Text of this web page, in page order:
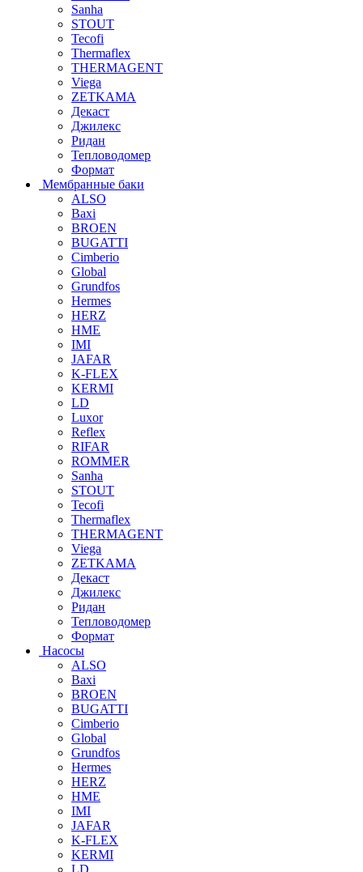
Sanha
STOUT
Tecofi
Thermaflex
THERMAGENT
Viega
ZETKAMA
Декаст
Джилекс
Ридан
Тепловодомер
Формат
Мембранные баки
ALSO
Baxi
BROEN
BUGATTI
Cimberio
Global
Grundfos
Hermes
HERZ
HME
IMI
JAFAR
K-FLEX
KERMI
LD
Luxor
Reflex
RIFAR
ROMMER
Sanha
STOUT
Tecofi
Thermaflex
THERMAGENT
Viega
ZETKAMA
Декаст
Джилекс
Ридан
Тепловодомер
Формат
Насосы
ALSO
Baxi
BROEN
BUGATTI
Cimberio
Global
Grundfos
Hermes
HERZ
HME
IMI
JAFAR
K-FLEX
KERMI
LD